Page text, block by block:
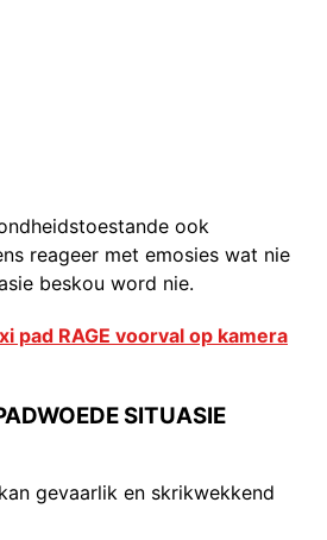
ook
reageer met emosies wat nie
beskou word nie.
pad RAGE voorval op kamera
SITUASIE
gevaarlik en skrikwekkend